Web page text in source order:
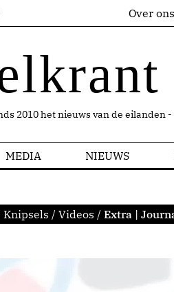
Over ons
2010 het nieuws van de eilanden
MEDIA NIEUWS
Knipsels / Videos / Extra |